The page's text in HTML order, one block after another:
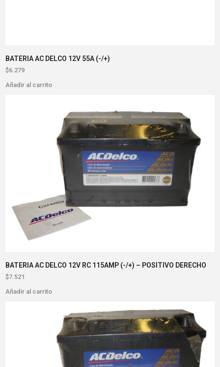
BATERIA AC DELCO 12V 55A (-/+)
$6.279
Añadir al carrito
BATERIA AC DELCO 12V RC 115AMP (-/+) – POSITIVO DERECHO
$7.521
Añadir al carrito